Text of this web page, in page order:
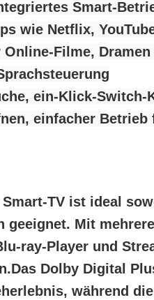
Smart-
wie Netflix,
Filme,
ein-Klick-Switch-
einfacher
TV ist ideal
geeignet. Mit
ray-Player und
Dolby Digital
während